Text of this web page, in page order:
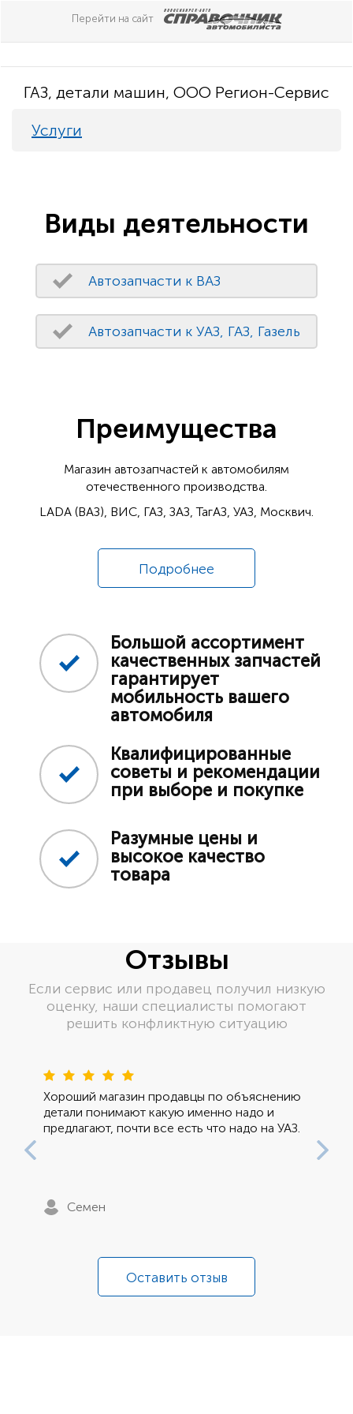
Перейти на сайт
ГАЗ, детали машин, ООО Регион-Сервис
Услуги
Виды деятельности
Автозапчасти к ВАЗ
Автозапчасти к УАЗ, ГАЗ, Газель
Преимущества
Магазин автозапчастей к автомобилям
отечественного производства.
LADA (ВАЗ), ВИС, ГАЗ, ЗАЗ, ТагАЗ, УАЗ, Москвич.
Подробнее
Большой ассортимент
качественных запчастей
гарантирует
мобильность вашего
автомобиля
Квалифицированные
советы и рекомендации
при выборе и покупке
Разумные цены и
высокое качество
товара
Отзывы
Если сервис или продавец получил низкую
оценку, наши специалисты помогают
решить конфликтную ситуацию
Хороший магазин продавцы по объяснению
детали понимают какую именно надо и
предлагают, почти все есть что надо на УАЗ.
Семен
Оставить отзыв